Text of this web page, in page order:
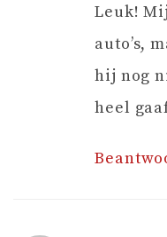
Leuk!
auto’s,
hij nog
heel